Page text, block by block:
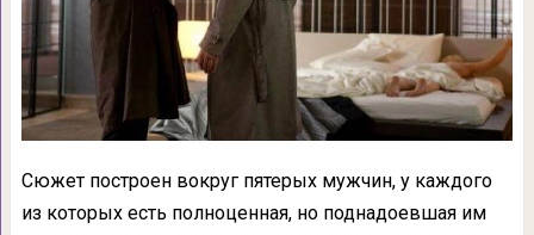
Сюжет построен вокруг пятерых мужчин, у каждого
из которых есть полноценная, но поднадоевшая им